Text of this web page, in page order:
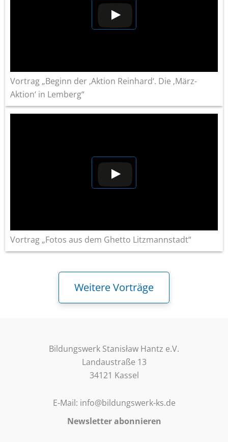
Vortrag „Beginn der ‚Aktion Reinhard‘. Die ‚März-
Aktion‘ in Lemberg“
Vortrag „Fotos aus dem Ghetto Litzmannstadt“
Weitere Vorträge
Bildungswerk Stanisław Hantz e.V.
Landaustraße 13
34121 Kassel
E-Mail: info@bildungswerk-ks.de
Newsletter abonnieren